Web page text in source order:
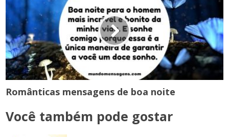
Românticas mensagens de boa noite
Você também pode gostar